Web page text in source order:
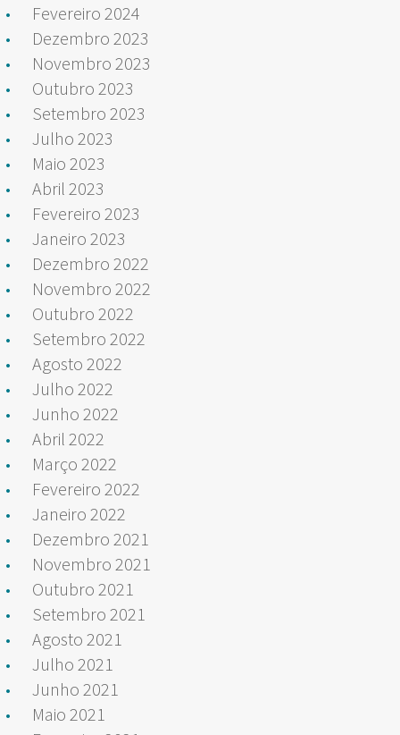
Fevereiro 2024
Dezembro 2023
Novembro 2023
Outubro 2023
Setembro 2023
Julho 2023
Maio 2023
Abril 2023
Fevereiro 2023
Janeiro 2023
Dezembro 2022
Novembro 2022
Outubro 2022
Setembro 2022
Agosto 2022
Julho 2022
Junho 2022
Abril 2022
Março 2022
Fevereiro 2022
Janeiro 2022
Dezembro 2021
Novembro 2021
Outubro 2021
Setembro 2021
Agosto 2021
Julho 2021
Junho 2021
Maio 2021